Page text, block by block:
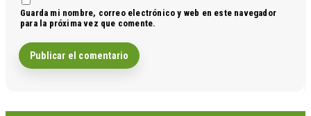
Guarda mi nombre, correo electrónico y web en este navegador
para la próxima vez que comente.